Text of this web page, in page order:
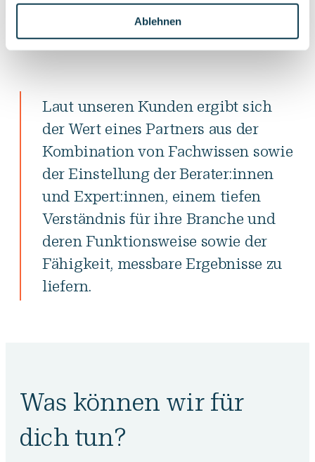
Ablehnen
Laut unseren Kunden ergibt sich
der Wert eines Partners aus der
Kombination von Fachwissen sowie
der Einstellung der Berater:innen
und Expert:innen, einem tiefen
Verständnis für ihre Branche und
deren Funktionsweise sowie der
Fähigkeit, messbare Ergebnisse zu
liefern.
Was können wir für
dich tun?